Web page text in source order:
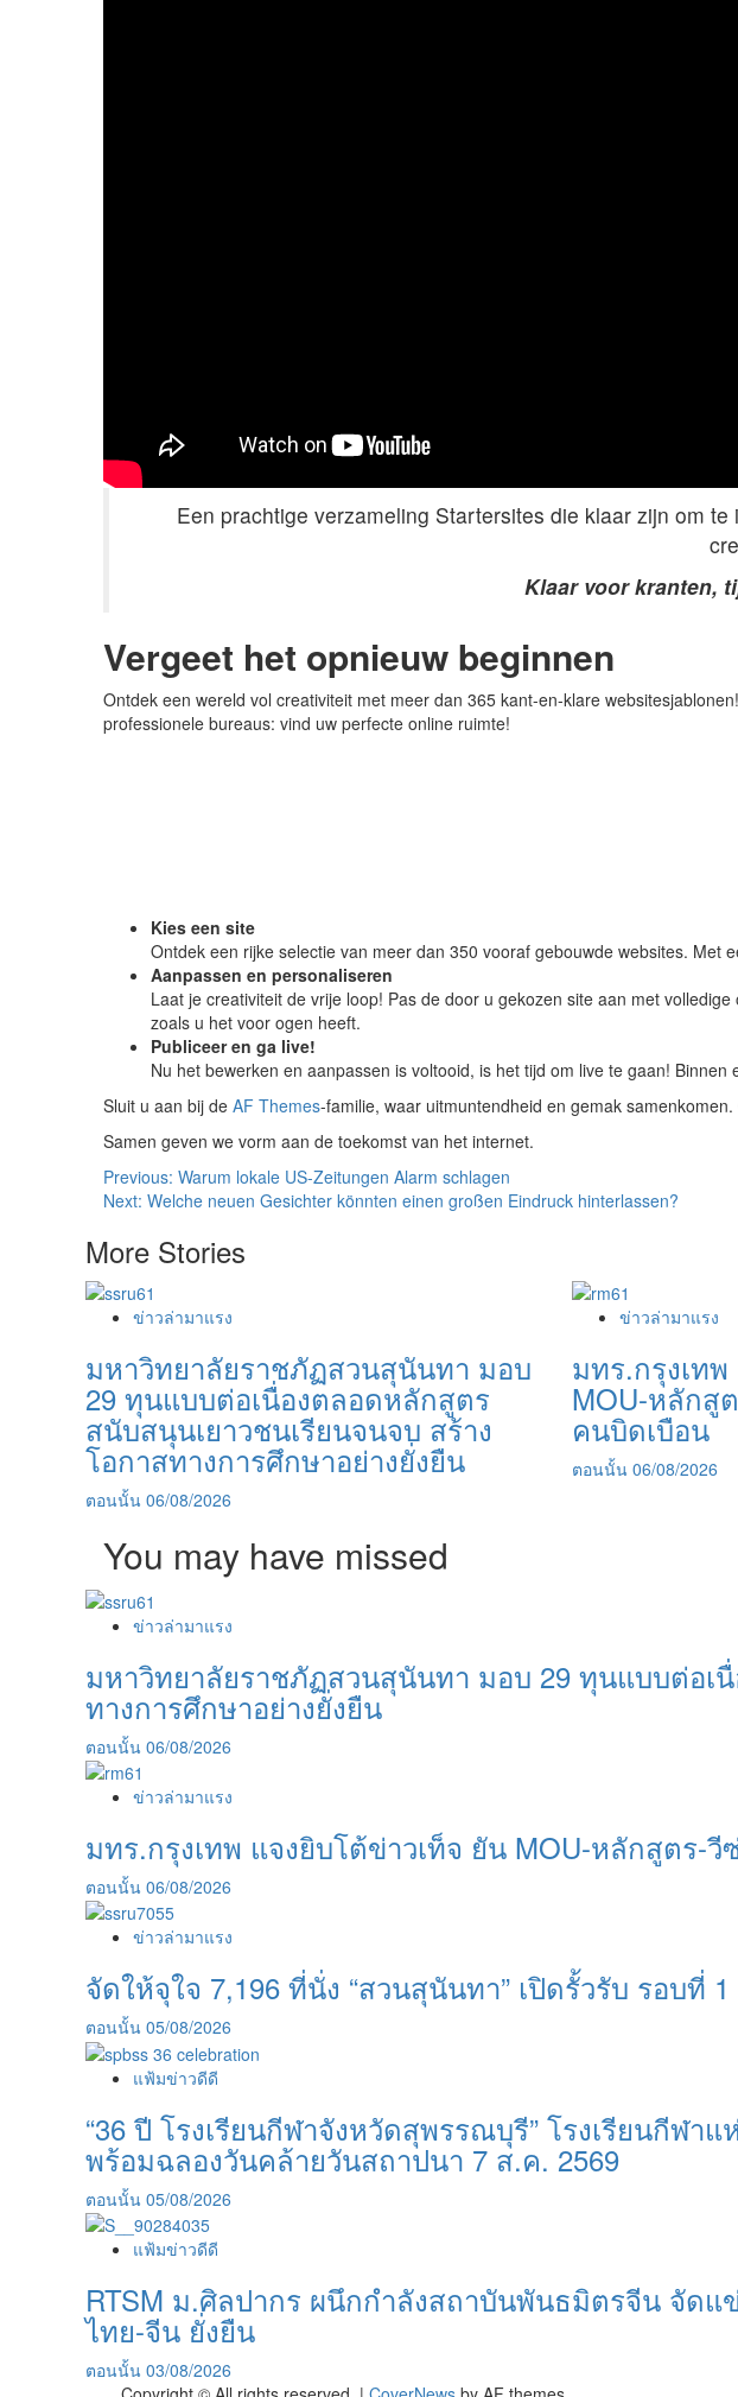
Een prachtige verzameling Startersites die klaar zijn om
Klaar voor kranten,
Vergeet het opnieuw beginnen
Ontdek een wereld vol creativiteit met meer dan 365 kant-en-klare
professionele bureaus: vind uw perfecte online ruimte!
Kies een site
Ontdek een rijke selectie van meer dan 350 vooraf gebouwde websites. Met
Aanpassen en personaliseren
Laat je creativiteit de vrije loop! Pas de door u gekozen site aan met
zoals u het voor ogen heeft.
Publiceer en ga live!
Nu het bewerken en aanpassen is voltooid, is het tijd om live te gaan!
Sluit u aan bij de AF Themes-familie, waar uitmuntendheid en gemak
Samen geven we vorm aan de toekomst van het internet.
Post
navigation
Previous: Warum lokale US-Zeitungen Alarm schlagen
Next: Welche neuen Gesichter könnten einen großen Eindruck hinterlassen?
More Stories
ข่าวล่ามาแรง
มหาวิทยาลัยราชภัฏสวนสุนันทา มอบ
29 ทุนแบบต่อเนื่องตลอดหลักสูตร
สนับสนุนเยาวชนเรียนจนจบ สร้าง
โอกาสทางการศึกษาอย่างยั่งยืน
ตอนนั้น 06/08/2026
ข่าวล่ามาแรง
มทร.กรุงเท
MOU-หลักสู
คนบิดเบือน
ตอนนั้น 06/08/2026
You may have missed
ข่าวล่ามาแรง
มหาวิทยาลัยราชภัฏสวนสุนันทา มอบ 29 ทุนแบบต่อเ
ทางการศึกษาอย่างยั่งยืน
ตอนนั้น 06/08/2026
ข่าวล่ามาแรง
มทร.กรุงเทพ แจงยิบโต้ข่าวเท็จ ยัน MOU-หลักสูตร-
ตอนนั้น 06/08/2026
ข่าวล่ามาแรง
จัดให้จุใจ 7,196 ที่นั่ง “สวนสุนันทา” เปิดรั้วรับ รอบที่
ตอนนั้น 05/08/2026
แฟ้มข่าวดีดี
“36 ปี โรงเรียนกีฬาจังหวัดสุพรรณบุรี” โรงเรียนกีฬ
พร้อมฉลองวันคล้ายวันสถาปนา 7 ส.ค. 2569
ตอนนั้น 05/08/2026
แฟ้มข่าวดีดี
RTSM ม.ศิลปากร ผนึกกำลังสถาบันพันธมิตรจีน จัดแ
ไทย-จีน ยั่งยืน
ตอนนั้น 03/08/2026